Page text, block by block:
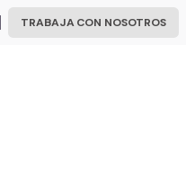
TRABAJA CON NOSOTROS